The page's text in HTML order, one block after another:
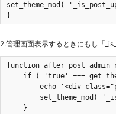
set_theme_mod(
}
2.管理画面表示するときにもし「
function
if ( 'true' ===
echo '<div
set_theme_mod(
    }